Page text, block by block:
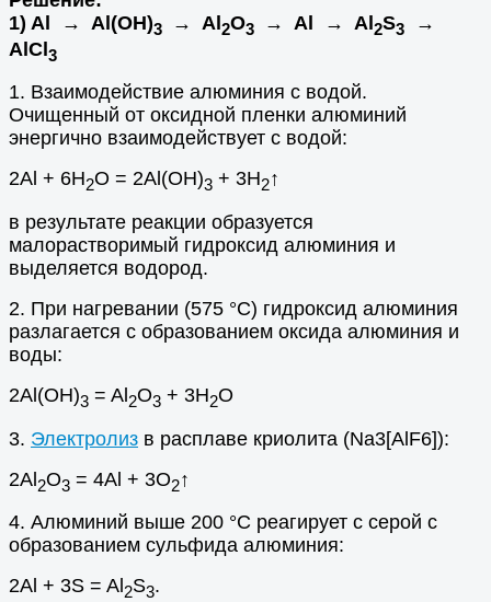
1) Al → Al(OH)3 → Al 2O3 → Al → Al 2S3 →
AlCl3
1. Взаимодействие алюминия с водой.
Очищенный от оксидной пленки алюминий
энергично взаимодействует с водой:
2Al + 6H2O = 2Al(OH)3 + 3H2↑
в результате реакции образуется
малорастворимый гидроксид алюминия и
выделяется водород.
2. При нагревании (575 °С) гидроксид алюминия
разлагается с образованием оксида алюминия и
воды:
2Al(OH)3 = Al 2O3 + 3H2O
3. Электролиз в расплаве криолита (Na3[AlF6]):
2Al2O3 = 4Al + 3O2↑
4. Алюминий выше 200 °С реагирует с серой с
образованием сульфида алюминия:
2Al + 3S = Al 2S3.